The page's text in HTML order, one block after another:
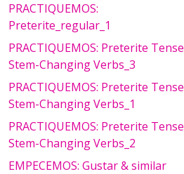
PRACTIQUEMOS:
Preterite_regular_1
PRACTIQUEMOS: Preterite Tense
Stem-Changing Verbs_3
PRACTIQUEMOS: Preterite Tense
Stem-Changing Verbs_1
PRACTIQUEMOS: Preterite Tense
Stem-Changing Verbs_2
EMPECEMOS: Gustar & similar